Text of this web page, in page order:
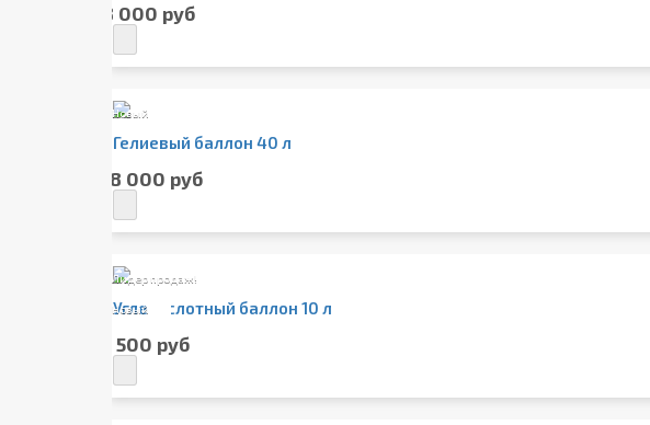
8 000 руб
Новый
Гелиевый баллон 40 л
18 000 руб
Лидер продаж!
Новый
Углекислотный баллон 10 л
5 500 руб